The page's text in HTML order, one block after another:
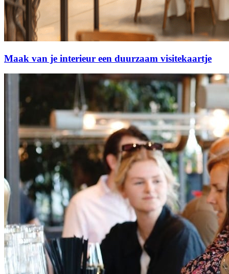
Maak van je interieur een duurzaam visitekaartje